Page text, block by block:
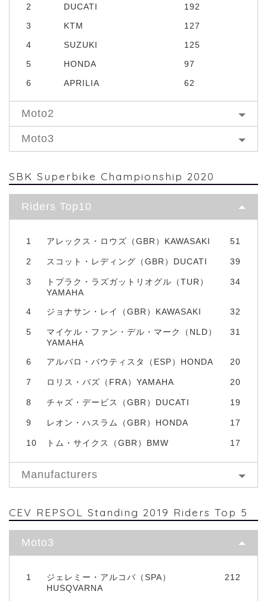
2
DUCATI
192
3
KTM
127
4
SUZUKI
125
5
HONDA
97
6
APRILIA 62
Moto2
Moto3
SBK Superbike Championship 2020
Riders Top10
1 アレックス・ロウズ（GBR）KAWASAKI 51
2 スコット・レディング（GBR）DUCATI 39
3
トプラク・ラズガットリオグル（TUR）
YAMAHA
34
4 ジョナサン・レイ（GBR）KAWASAKI 32
5
マイケル・ファン・デル・マーク（NLD）
YAMAHA
31
6 アルバロ・バウティスタ（ESP）HONDA 20
7 ロリス・バズ（FRA）YAMAHA 20
8 チャズ・デービス（GBR）DUCATI 19
9 レオン・ハスラム（GBR）HONDA 17
10 トム・サイクス（GBR）BMW 17
Manufacturers
CEV REPSOL Standing 2019 Riders Top 5
Moto3
1
ジェレミー・アルコバ（SPA）
HUSQVARNA
212